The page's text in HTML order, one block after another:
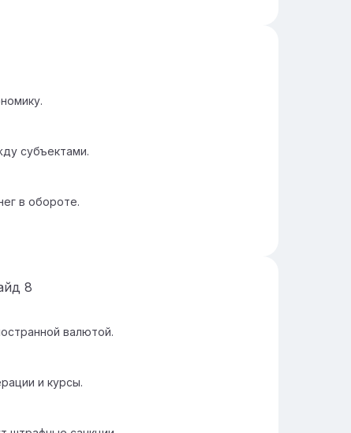
субъектами.
в обороте.
8
валютой.
и курсы.